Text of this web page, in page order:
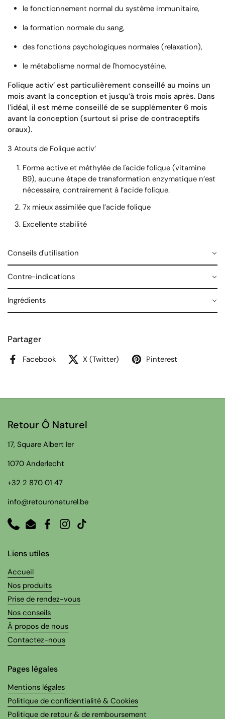
le fonctionnement normal du système immunitaire,
la formation normale du sang,
des fonctions psychologiques normales (relaxation),
le métabolisme normal de l'homocystéine.
Folique activ’ est particulièrement conseillé au moins un
mois avant la conception et jusqu’à trois mois après. Dans
l’idéal, il est même conseillé de se supplémenter 6 mois
avant la conception (surtout si prise de contraceptifs
oraux).
3 Atouts de Folique activ’
Forme active et méthylée de l'acide folique (vitamine
B9), aucune étape de transformation enzymatique n’est
nécessaire, contrairement à l’acide folique.
7x mieux assimilée que l’acide folique
Excellente stabilité
Conseils d'utilisation
Contre-indications
Ingrédients
Partager
Facebook X (Twitter) Pinterest
Retour Ô Naturel
17, Square Albert Ier
1070 Anderlecht
+32 2 870 01 47
info@retouronaturel.be
PhoneEmailFacebook
Instagram
TikTok
Liens utiles
Accueil
Nos produits
Prise de rendez-vous
Nos conseils
À propos de nous
Contactez-nous
Pages légales
Mentions légales
Politique de confidentialité & Cookies
Politique de retour & de remboursement